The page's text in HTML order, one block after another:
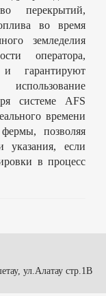
перекрытий,
во время
земледелия
оператора,
и гарантируют
системе AFS
времени
позволяя
указания, если
в процесс
ул.Алатау стр.1В